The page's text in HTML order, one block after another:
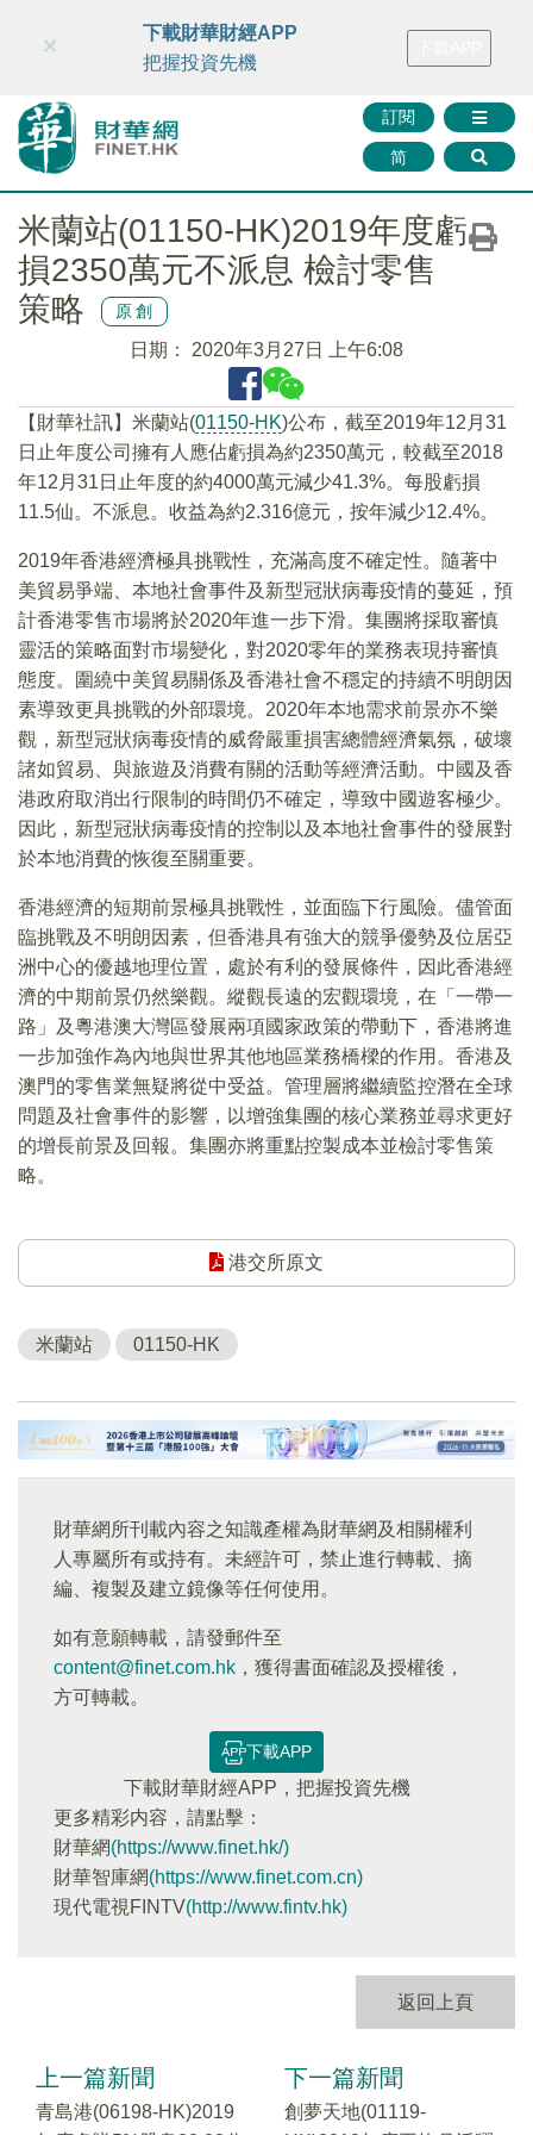
財華智庫網 FINTV FINMETA 財華證券 媒體矩陣
訂閱
简
×
下載財華財經APP
把握投資先機
米蘭站(01150-HK)2019年度虧
損2350萬元不派息 檢討零售
策略
原創
日期： 2020年3月27日 上午6:08
【財華社訊】米蘭站(01150-HK)公布，截至2019年12月31
日止年度公司擁有人應佔虧損為約2350萬元，較截至2018
年12月31日止年度的約4000萬元減少41.3%。每股虧損
11.5仙。不派息。收益為約2.316億元，按年減少12.4%。
2019年香港經濟極具挑戰性，充滿高度不確定性。隨著中
美貿易爭端、本地社會事件及新型冠狀病毒疫情的蔓延，預
計香港零售市場將於2020年進一步下滑。集團將採取審慎
靈活的策略面對市場變化，對2020零年的業務表現持審慎
態度。圍繞中美貿易關係及香港社會不穩定的持續不明朗因
素導致更具挑戰的外部環境。2020年本地需求前景亦不樂
觀，新型冠狀病毒疫情的威脅嚴重損害總體經濟氣氛，破壞
諸如貿易、與旅遊及消費有關的活動等經濟活動。中國及香
港政府取消出行限制的時間仍不確定，導致中國遊客極少。
因此，新型冠狀病毒疫情的控制以及本地社會事件的發展對
於本地消費的恢復至關重要。
香港經濟的短期前景極具挑戰性，並面臨下行風險。儘管面
臨挑戰及不明朗因素，但香港具有強大的競爭優勢及位居亞
洲中心的優越地理位置，處於有利的發展條件，因此香港經
濟的中期前景仍然樂觀。縱觀長遠的宏觀環境，在「一帶一
路」及粵港澳大灣區發展兩項國家政策的帶動下，香港將進
一步加強作為內地與世界其他地區業務橋樑的作用。香港及
澳門的零售業無疑將從中受益。管理層將繼續監控潛在全球
問題及社會事件的影響，以增強集團的核心業務並尋求更好
的增長前景及回報。集團亦將重點控製成本並檢討零售策
略。
港交所原文
米蘭站 01150-HK
財華網所刊載內容之知識產權為財華網及相關權利
人專屬所有或持有。未經許可，禁止進行轉載、摘
編、複製及建立鏡像等任何使用。
如有意願轉載，請發郵件至
content@finet.com.hk ，獲得書面確認及授權後，
方可轉載。
下載APP
下載財華財經APP，把握投資先機
更多精彩内容，請點擊：
財華網(https://www.finet.hk/)
財華智庫網(https://www.finet.com.cn)
現代電視FINTV(http://www.fintv.hk)
返回上頁
上一篇新聞
青島港(06198-HK)2019
下一篇新聞
創夢天地(01119-